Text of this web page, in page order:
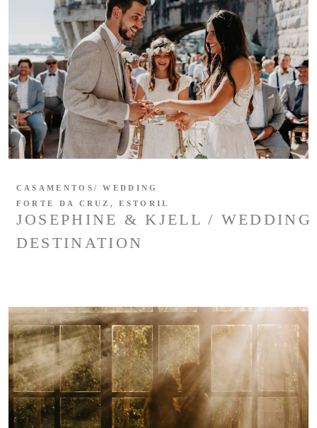
JOSEPHINE & KJELL / WEDDING
DESTINATION
CASAMENTOS/ WEDDING
FORTE DA CRUZ, ESTORIL